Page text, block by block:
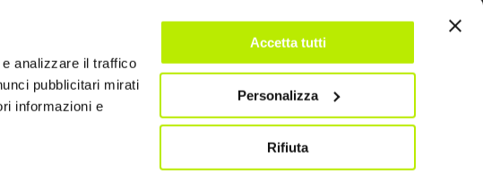
analizzare il traffico
pubblicitari mirati
informazioni e
Accetta tutti
Personalizza
Rifiuta